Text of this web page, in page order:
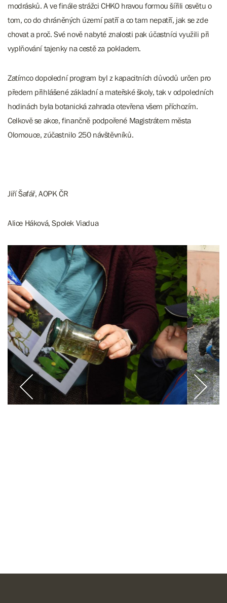
modrásků. A ve finále strážci CHKO hravou formou šířili osvětu o
tom, co do chráněných území patří a co tam nepatří, jak se zde
chovat a proč. Své nově nabyté znalosti pak účastníci využili při
vyplňování tajenky na cestě za pokladem.
Zatímco dopolední program byl z kapacitních důvodů určen pro
předem přihlášené základní a mateřské školy, tak v odpoledních
hodinách byla botanická zahrada otevřena všem příchozím.
Celkově se akce, finančně podpořené Magistrátem města
Olomouce, zúčastnilo 250 návštěvníků.
Jiří Šafář, AOPK ČR
Alice Háková, Spolek Viadua